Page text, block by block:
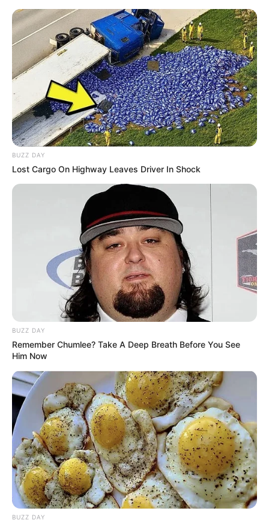
Alamat email Anda tidak akan dipublikasikan. Ruas yang wajib ditandai*
Rating
BUZZ DAY
Lost Cargo On Highway Leaves Driver In Shock
BUZZ DAY
Remember Chumlee? Take A Deep Breath Before You See
Him Now
BUZZ DAY